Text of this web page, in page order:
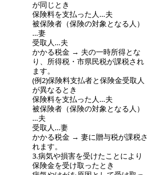
が同じとき
保険料を支払った人…夫
被保険者（保険の対象となる人）
…妻
受取人…夫
かかる税金 → 夫の一時所得とな
り、所得税・市県民税が課税され
ます。
(例2)保険料支払者と保険金受取人
が異なるとき
保険料を支払った人…夫
被保険者（保険の対象となる人）
…夫
受取人…妻
かかる税金 → 妻に贈与税が課税さ
れます。
3.病気や損害を受けたことにより
保険金を受け取ったとき